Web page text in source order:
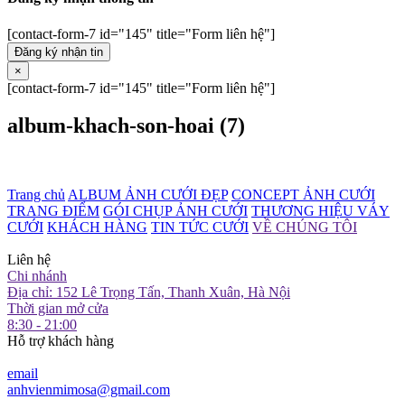
[contact-form-7 id="145" title="Form liên hệ"]
Đăng ký nhận tin
×
[contact-form-7 id="145" title="Form liên hệ"]
album-khach-son-hoai (7)
Trang chủ ALBUM ẢNH CƯỚI ĐẸP CONCEPT ẢNH CƯỚI
TRANG ĐIỂM GÓI CHỤP ẢNH CƯỚI THƯƠNG HIỆU VÁY
CƯỚI KHÁCH HÀNG TIN TỨC CƯỚI VỀ CHÚNG TÔI
Liên hệ
Chi nhánh
Địa chỉ: 152 Lê Trọng Tấn, Thanh Xuân, Hà Nội
Thời gian mở cửa
8:30 - 21:00
Hỗ trợ khách hàng
email
anhvienmimosa@gmail.com